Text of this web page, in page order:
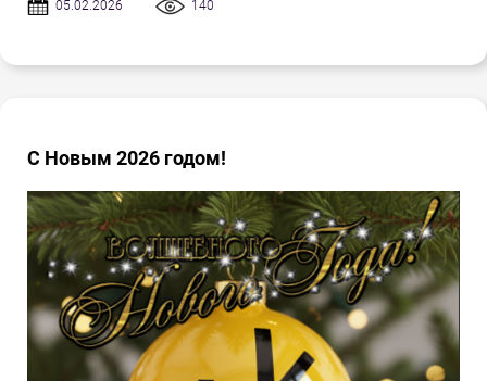
05.02.2026 140
С Новым 2026 годом!